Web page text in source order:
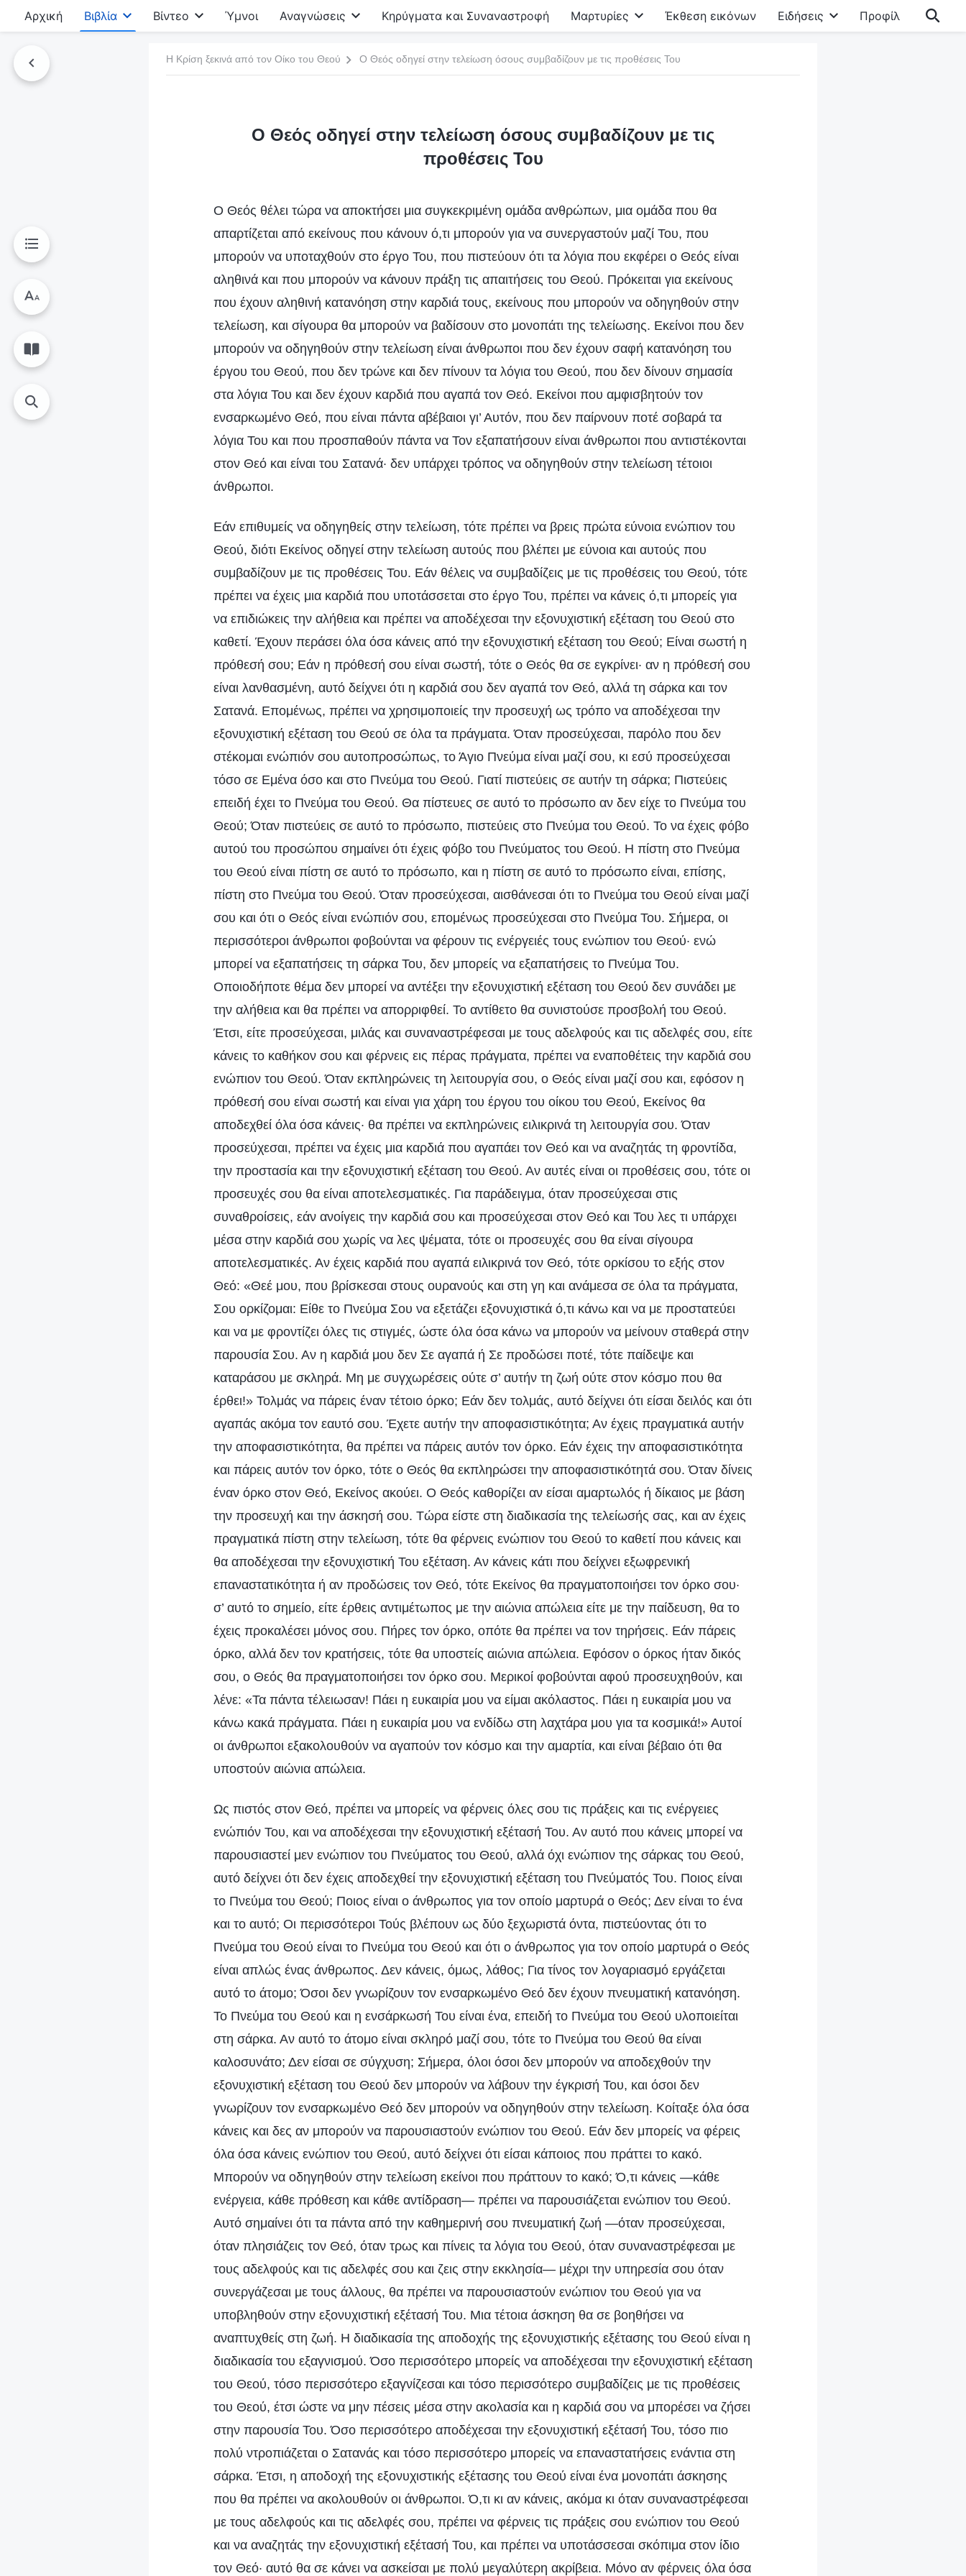
Αρχική Βιβλία Βίντεο Ύμνοι Αναγνώσεις Κηρύγματα και Συναναστροφή Μαρτυρίες Έκθεση εικόνων Ειδήσεις Προφίλ
Η Κρίση ξεκινά από τον Οίκο του Θεού Ο Θεός οδηγεί στην τελείωση όσους συμβαδίζουν με τις προθέσεις Του
Ο Θεός οδηγεί στην τελείωση όσους συμβαδίζουν με τις
προθέσεις Του
Ο Θεός θέλει τώρα να αποκτήσει μια συγκεκριμένη ομάδα ανθρώπων, μια ομάδα που θα
απαρτίζεται από εκείνους που κάνουν ό,τι μπορούν για να συνεργαστούν μαζί Του, που
μπορούν να υποταχθούν στο έργο Του, που πιστεύουν ότι τα λόγια που εκφέρει ο Θεός είναι
αληθινά και που μπορούν να κάνουν πράξη τις απαιτήσεις του Θεού. Πρόκειται για εκείνους
που έχουν αληθινή κατανόηση στην καρδιά τους, εκείνους που μπορούν να οδηγηθούν στην
τελείωση, και σίγουρα θα μπορούν να βαδίσουν στο μονοπάτι της τελείωσης. Εκείνοι που δεν
μπορούν να οδηγηθούν στην τελείωση είναι άνθρωποι που δεν έχουν σαφή κατανόηση του
έργου του Θεού, που δεν τρώνε και δεν πίνουν τα λόγια του Θεού, που δεν δίνουν σημασία
στα λόγια Του και δεν έχουν καρδιά που αγαπά τον Θεό. Εκείνοι που αμφισβητούν τον
ενσαρκωμένο Θεό, που είναι πάντα αβέβαιοι γι’ Αυτόν, που δεν παίρνουν ποτέ σοβαρά τα
λόγια Του και που προσπαθούν πάντα να Τον εξαπατήσουν είναι άνθρωποι που αντιστέκονται
στον Θεό και είναι του Σατανά· δεν υπάρχει τρόπος να οδηγηθούν στην τελείωση τέτοιοι
άνθρωποι.
Εάν επιθυμείς να οδηγηθείς στην τελείωση, τότε πρέπει να βρεις πρώτα εύνοια ενώπιον του
Θεού, διότι Εκείνος οδηγεί στην τελείωση αυτούς που βλέπει με εύνοια και αυτούς που
συμβαδίζουν με τις προθέσεις Του. Εάν θέλεις να συμβαδίζεις με τις προθέσεις του Θεού, τότε
πρέπει να έχεις μια καρδιά που υποτάσσεται στο έργο Του, πρέπει να κάνεις ό,τι μπορείς για
να επιδιώκεις την αλήθεια και πρέπει να αποδέχεσαι την εξονυχιστική εξέταση του Θεού στο
καθετί. Έχουν περάσει όλα όσα κάνεις από την εξονυχιστική εξέταση του Θεού; Είναι σωστή η
πρόθεσή σου; Εάν η πρόθεσή σου είναι σωστή, τότε ο Θεός θα σε εγκρίνει· αν η πρόθεσή σου
είναι λανθασμένη, αυτό δείχνει ότι η καρδιά σου δεν αγαπά τον Θεό, αλλά τη σάρκα και τον
Σατανά. Επομένως, πρέπει να χρησιμοποιείς την προσευχή ως τρόπο να αποδέχεσαι την
εξονυχιστική εξέταση του Θεού σε όλα τα πράγματα. Όταν προσεύχεσαι, παρόλο που δεν
στέκομαι ενώπιόν σου αυτοπροσώπως, το Άγιο Πνεύμα είναι μαζί σου, κι εσύ προσεύχεσαι
τόσο σε Εμένα όσο και στο Πνεύμα του Θεού. Γιατί πιστεύεις σε αυτήν τη σάρκα; Πιστεύεις
επειδή έχει το Πνεύμα του Θεού. Θα πίστευες σε αυτό το πρόσωπο αν δεν είχε το Πνεύμα του
Θεού; Όταν πιστεύεις σε αυτό το πρόσωπο, πιστεύεις στο Πνεύμα του Θεού. Το να έχεις φόβο
αυτού του προσώπου σημαίνει ότι έχεις φόβο του Πνεύματος του Θεού. Η πίστη στο Πνεύμα
του Θεού είναι πίστη σε αυτό το πρόσωπο, και η πίστη σε αυτό το πρόσωπο είναι, επίσης,
πίστη στο Πνεύμα του Θεού. Όταν προσεύχεσαι, αισθάνεσαι ότι το Πνεύμα του Θεού είναι μαζί
σου και ότι ο Θεός είναι ενώπιόν σου, επομένως προσεύχεσαι στο Πνεύμα Του. Σήμερα, οι
περισσότεροι άνθρωποι φοβούνται να φέρουν τις ενέργειές τους ενώπιον του Θεού· ενώ
μπορεί να εξαπατήσεις τη σάρκα Του, δεν μπορείς να εξαπατήσεις το Πνεύμα Του.
Οποιοδήποτε θέμα δεν μπορεί να αντέξει την εξονυχιστική εξέταση του Θεού δεν συνάδει με
την αλήθεια και θα πρέπει να απορριφθεί. Το αντίθετο θα συνιστούσε προσβολή του Θεού.
Έτσι, είτε προσεύχεσαι, μιλάς και συναναστρέφεσαι με τους αδελφούς και τις αδελφές σου, είτε
κάνεις το καθήκον σου και φέρνεις εις πέρας πράγματα, πρέπει να εναποθέτεις την καρδιά σου
ενώπιον του Θεού. Όταν εκπληρώνεις τη λειτουργία σου, ο Θεός είναι μαζί σου και, εφόσον η
πρόθεσή σου είναι σωστή και είναι για χάρη του έργου του οίκου του Θεού, Εκείνος θα
αποδεχθεί όλα όσα κάνεις· θα πρέπει να εκπληρώνεις ειλικρινά τη λειτουργία σου. Όταν
προσεύχεσαι, πρέπει να έχεις μια καρδιά που αγαπάει τον Θεό και να αναζητάς τη φροντίδα,
την προστασία και την εξονυχιστική εξέταση του Θεού. Αν αυτές είναι οι προθέσεις σου, τότε οι
προσευχές σου θα είναι αποτελεσματικές. Για παράδειγμα, όταν προσεύχεσαι στις
συναθροίσεις, εάν ανοίγεις την καρδιά σου και προσεύχεσαι στον Θεό και Του λες τι υπάρχει
μέσα στην καρδιά σου χωρίς να λες ψέματα, τότε οι προσευχές σου θα είναι σίγουρα
αποτελεσματικές. Αν έχεις καρδιά που αγαπά ειλικρινά τον Θεό, τότε ορκίσου το εξής στον
Θεό: «Θεέ μου, που βρίσκεσαι στους ουρανούς και στη γη και ανάμεσα σε όλα τα πράγματα,
Σου ορκίζομαι: Είθε το Πνεύμα Σου να εξετάζει εξονυχιστικά ό,τι κάνω και να με προστατεύει
και να με φροντίζει όλες τις στιγμές, ώστε όλα όσα κάνω να μπορούν να μείνουν σταθερά στην
παρουσία Σου. Αν η καρδιά μου δεν Σε αγαπά ή Σε προδώσει ποτέ, τότε παίδεψε και
καταράσου με σκληρά. Μη με συγχωρέσεις ούτε σ’ αυτήν τη ζωή ούτε στον κόσμο που θα
έρθει!» Τολμάς να πάρεις έναν τέτοιο όρκο; Εάν δεν τολμάς, αυτό δείχνει ότι είσαι δειλός και ότι
αγαπάς ακόμα τον εαυτό σου. Έχετε αυτήν την αποφασιστικότητα; Αν έχεις πραγματικά αυτήν
την αποφασιστικότητα, θα πρέπει να πάρεις αυτόν τον όρκο. Εάν έχεις την αποφασιστικότητα
και πάρεις αυτόν τον όρκο, τότε ο Θεός θα εκπληρώσει την αποφασιστικότητά σου. Όταν δίνεις
έναν όρκο στον Θεό, Εκείνος ακούει. Ο Θεός καθορίζει αν είσαι αμαρτωλός ή δίκαιος με βάση
την προσευχή και την άσκησή σου. Τώρα είστε στη διαδικασία της τελείωσής σας, και αν έχεις
πραγματικά πίστη στην τελείωση, τότε θα φέρνεις ενώπιον του Θεού το καθετί που κάνεις και
θα αποδέχεσαι την εξονυχιστική Του εξέταση. Αν κάνεις κάτι που δείχνει εξωφρενική
επαναστατικότητα ή αν προδώσεις τον Θεό, τότε Εκείνος θα πραγματοποιήσει τον όρκο σου·
σ’ αυτό το σημείο, είτε έρθεις αντιμέτωπος με την αιώνια απώλεια είτε με την παίδευση, θα το
έχεις προκαλέσει μόνος σου. Πήρες τον όρκο, οπότε θα πρέπει να τον τηρήσεις. Εάν πάρεις
όρκο, αλλά δεν τον κρατήσεις, τότε θα υποστείς αιώνια απώλεια. Εφόσον ο όρκος ήταν δικός
σου, ο Θεός θα πραγματοποιήσει τον όρκο σου. Μερικοί φοβούνται αφού προσευχηθούν, και
λένε: «Τα πάντα τέλειωσαν! Πάει η ευκαιρία μου να είμαι ακόλαστος. Πάει η ευκαιρία μου να
κάνω κακά πράγματα. Πάει η ευκαιρία μου να ενδίδω στη λαχτάρα μου για τα κοσμικά!» Αυτοί
οι άνθρωποι εξακολουθούν να αγαπούν τον κόσμο και την αμαρτία, και είναι βέβαιο ότι θα
υποστούν αιώνια απώλεια.
Ως πιστός στον Θεό, πρέπει να μπορείς να φέρνεις όλες σου τις πράξεις και τις ενέργειες
ενώπιόν Του, και να αποδέχεσαι την εξονυχιστική εξέτασή Του. Αν αυτό που κάνεις μπορεί να
παρουσιαστεί μεν ενώπιον του Πνεύματος του Θεού, αλλά όχι ενώπιον της σάρκας του Θεού,
αυτό δείχνει ότι δεν έχεις αποδεχθεί την εξονυχιστική εξέταση του Πνεύματός Του. Ποιος είναι
το Πνεύμα του Θεού; Ποιος είναι ο άνθρωπος για τον οποίο μαρτυρά ο Θεός; Δεν είναι το ένα
και το αυτό; Οι περισσότεροι Τούς βλέπουν ως δύο ξεχωριστά όντα, πιστεύοντας ότι το
Πνεύμα του Θεού είναι το Πνεύμα του Θεού και ότι ο άνθρωπος για τον οποίο μαρτυρά ο Θεός
είναι απλώς ένας άνθρωπος. Δεν κάνεις, όμως, λάθος; Για τίνος τον λογαριασμό εργάζεται
αυτό το άτομο; Όσοι δεν γνωρίζουν τον ενσαρκωμένο Θεό δεν έχουν πνευματική κατανόηση.
Το Πνεύμα του Θεού και η ενσάρκωσή Του είναι ένα, επειδή το Πνεύμα του Θεού υλοποιείται
στη σάρκα. Αν αυτό το άτομο είναι σκληρό μαζί σου, τότε το Πνεύμα του Θεού θα είναι
καλοσυνάτο; Δεν είσαι σε σύγχυση; Σήμερα, όλοι όσοι δεν μπορούν να αποδεχθούν την
εξονυχιστική εξέταση του Θεού δεν μπορούν να λάβουν την έγκρισή Του, και όσοι δεν
γνωρίζουν τον ενσαρκωμένο Θεό δεν μπορούν να οδηγηθούν στην τελείωση. Κοίταξε όλα όσα
κάνεις και δες αν μπορούν να παρουσιαστούν ενώπιον του Θεού. Εάν δεν μπορείς να φέρεις
όλα όσα κάνεις ενώπιον του Θεού, αυτό δείχνει ότι είσαι κάποιος που πράττει το κακό.
Μπορούν να οδηγηθούν στην τελείωση εκείνοι που πράττουν το κακό; Ό,τι κάνεις —κάθε
ενέργεια, κάθε πρόθεση και κάθε αντίδραση— πρέπει να παρουσιάζεται ενώπιον του Θεού.
Αυτό σημαίνει ότι τα πάντα από την καθημερινή σου πνευματική ζωή —όταν προσεύχεσαι,
όταν πλησιάζεις τον Θεό, όταν τρως και πίνεις τα λόγια του Θεού, όταν συναναστρέφεσαι με
τους αδελφούς και τις αδελφές σου και ζεις στην εκκλησία— μέχρι την υπηρεσία σου όταν
συνεργάζεσαι με τους άλλους, θα πρέπει να παρουσιαστούν ενώπιον του Θεού για να
υποβληθούν στην εξονυχιστική εξέτασή Του. Μια τέτοια άσκηση θα σε βοηθήσει να
αναπτυχθείς στη ζωή. Η διαδικασία της αποδοχής της εξονυχιστικής εξέτασης του Θεού είναι η
διαδικασία του εξαγνισμού. Όσο περισσότερο μπορείς να αποδέχεσαι την εξονυχιστική εξέταση
του Θεού, τόσο περισσότερο εξαγνίζεσαι και τόσο περισσότερο συμβαδίζεις με τις προθέσεις
του Θεού, έτσι ώστε να μην πέσεις μέσα στην ακολασία και η καρδιά σου να μπορέσει να ζήσει
στην παρουσία Του. Όσο περισσότερο αποδέχεσαι την εξονυχιστική εξέτασή Του, τόσο πιο
πολύ ντροπιάζεται ο Σατανάς και τόσο περισσότερο μπορείς να επαναστατήσεις ενάντια στη
σάρκα. Έτσι, η αποδοχή της εξονυχιστικής εξέτασης του Θεού είναι ένα μονοπάτι άσκησης
που θα πρέπει να ακολουθούν οι άνθρωποι. Ό,τι κι αν κάνεις, ακόμα κι όταν συναναστρέφεσαι
με τους αδελφούς και τις αδελφές σου, πρέπει να φέρνεις τις πράξεις σου ενώπιον του Θεού
και να αναζητάς την εξονυχιστική εξέτασή Του, και πρέπει να υποτάσσεσαι σκόπιμα στον ίδιο
τον Θεό· αυτό θα σε κάνει να ασκείσαι με πολύ μεγαλύτερη ακρίβεια. Μόνο αν φέρνεις όλα όσα